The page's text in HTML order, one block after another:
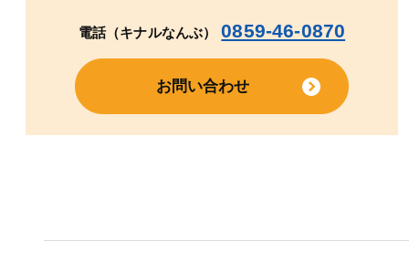
電話（キナルなんぶ） 0859-46-0870
お問い合わせ